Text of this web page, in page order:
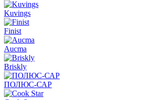
Kuvings
Finist
Aucma
Briskly
ПОЛЮС-САР